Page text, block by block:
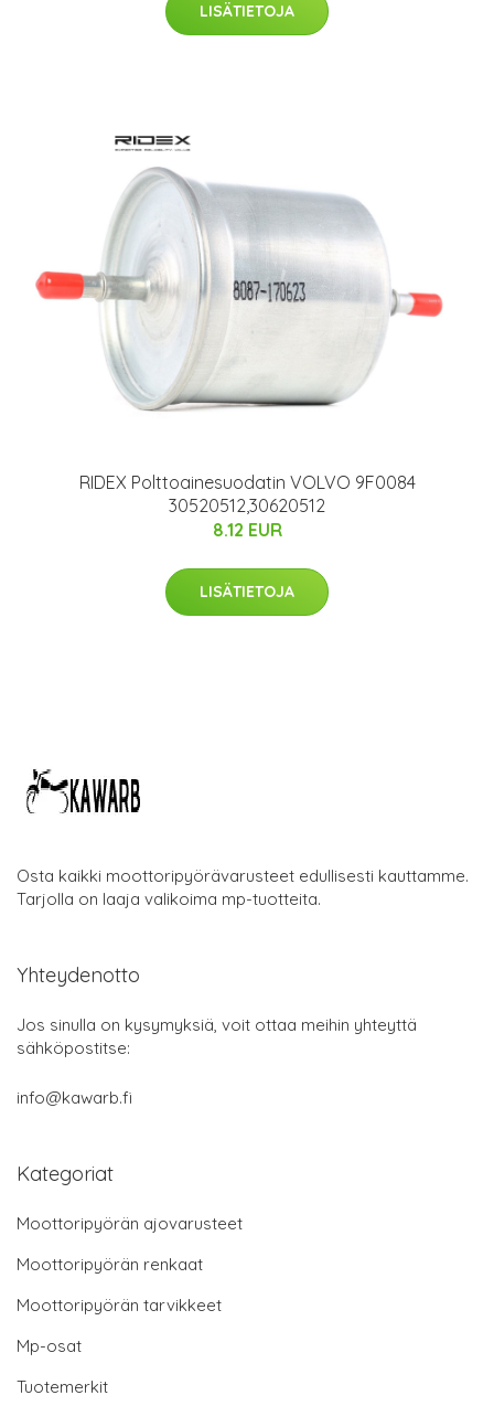
LISÄTIETOJA
RIDEX Polttoainesuodatin VOLVO 9F0084
30520512,30620512
8.12 EUR
LISÄTIETOJA
Osta kaikki moottoripyörävarusteet edullisesti kauttamme.
Tarjolla on laaja valikoima mp-tuotteita.
Yhteydenotto
Jos sinulla on kysymyksiä, voit ottaa meihin yhteyttä
sähköpostitse:
info@kawarb.fi
Kategoriat
Moottoripyörän ajovarusteet
Moottoripyörän renkaat
Moottoripyörän tarvikkeet
Mp-osat
Tuotemerkit